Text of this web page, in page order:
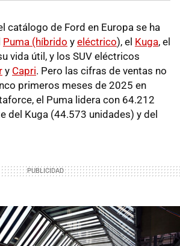
catálogo de Ford en Europa se ha
Puma (híbrido y eléctrico), el Kuga, el
vida útil, y los SUV eléctricos
y Capri. Pero las cifras de ventas no
primeros meses de 2025 en
el Puma lidera con 64.212
del Kuga (44.573 unidades) y del